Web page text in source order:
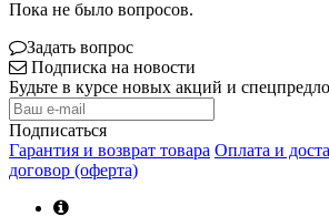
Пока не было вопросов.
Задать вопрос
Подписка на новости
Будьте в курсе новых акций и
Подписаться
Гарантия и возврат товара Оплата и
договор (оферта)